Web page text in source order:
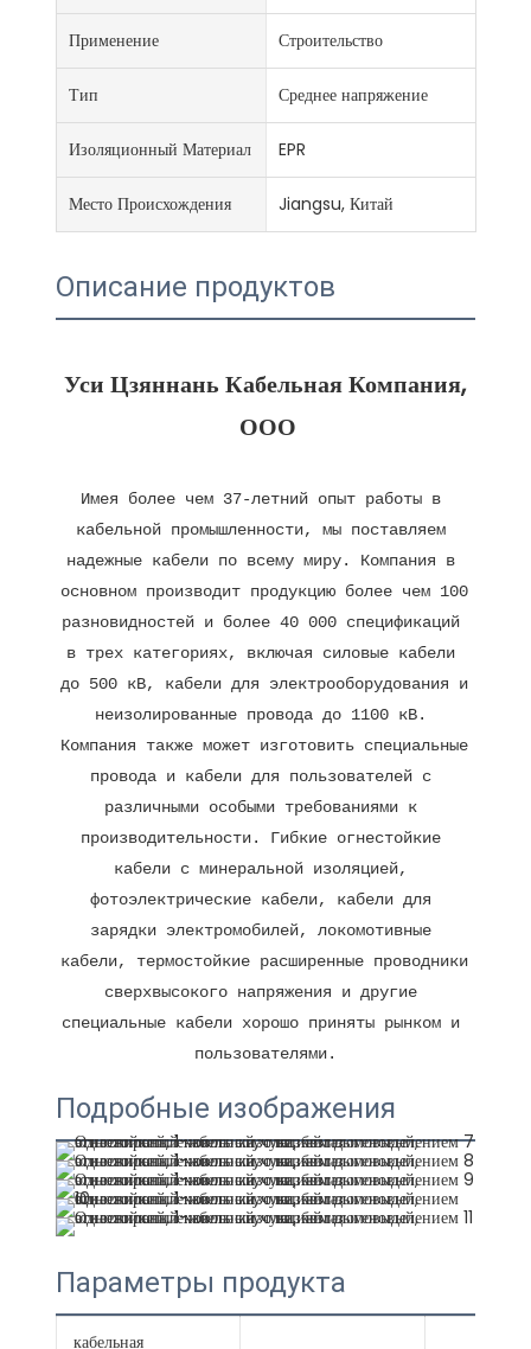
Применение Строительство
Тип Среднее напряжение
Изоляционный Материал EPR
Место Происхождения Jiangsu, Китай
Описание продуктов
Уси Цзяннань Кабельная Компания,
Имея более чем 37-летний опыт работы в
кабельной промышленности, мы поставляем
надежные кабели по всему миру. Компания в
основном производит продукцию более чем 100
разновидностей и более 40 000 спецификаций
в трех категориях, включая силовые кабели
до 500 кВ, кабели для электрооборудования и
неизолированные провода до 1100 кВ.
Компания также может изготовить специальные
провода и кабели для пользователей с
различными особыми требованиями к
производительности. Гибкие огнестойкие
кабели с минеральной изоляцией,
фотоэлектрические кабели, кабели для
зарядки электромобилей, локомотивные
кабели, термостойкие расширенные проводники
сверхвысокого напряжения и другие
специальные кабели хорошо приняты рынком и
Подробные изображения
Параметры продукта
кабельная